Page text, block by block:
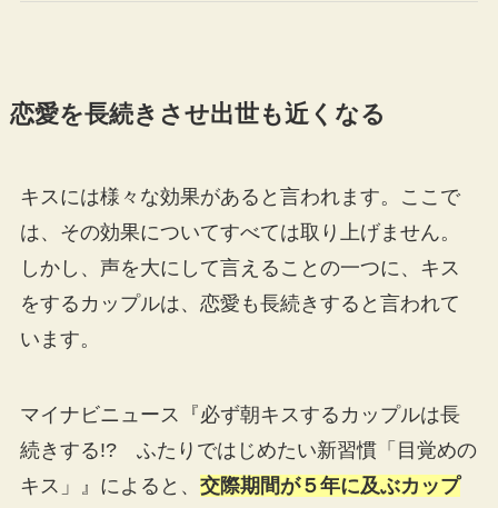
恋愛を長続きさせ出世も近くなる
キスには様々な効果があると言われます。ここで
は、その効果についてすべては取り上げません。
しかし、声を大にして言えることの一つに、キス
をするカップルは、恋愛も長続きすると言われて
います。
マイナビニュース『必ず朝キスするカップルは長
続きする!? ふたりではじめたい新習慣「目覚めの
キス」』によると、 交際期間が５年に及ぶカップ